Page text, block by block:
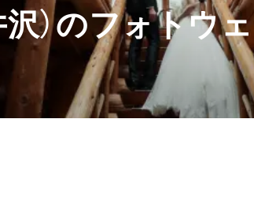
）のフォトウ